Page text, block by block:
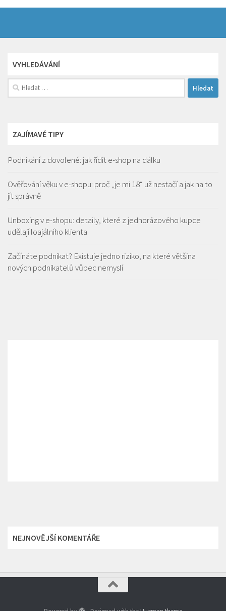
VYHLEDÁVÁNÍ
Vyhledávání
ZAJÍMAVÉ TIPY
Podnikání z dovolené: jak řídit e-shop na dálku
Ověřování věku v e-shopu: proč „je mi 18“ už nestačí a jak na to
jít správně
Unboxing v e-shopu: detaily, které z jednorázového kupce
udělají loajálního klienta
Začínáte podnikat? Existuje jedno riziko, na které většina
nových podnikatelů vůbec nemyslí
NEJNOVĚJŠÍ KOMENTÁŘE